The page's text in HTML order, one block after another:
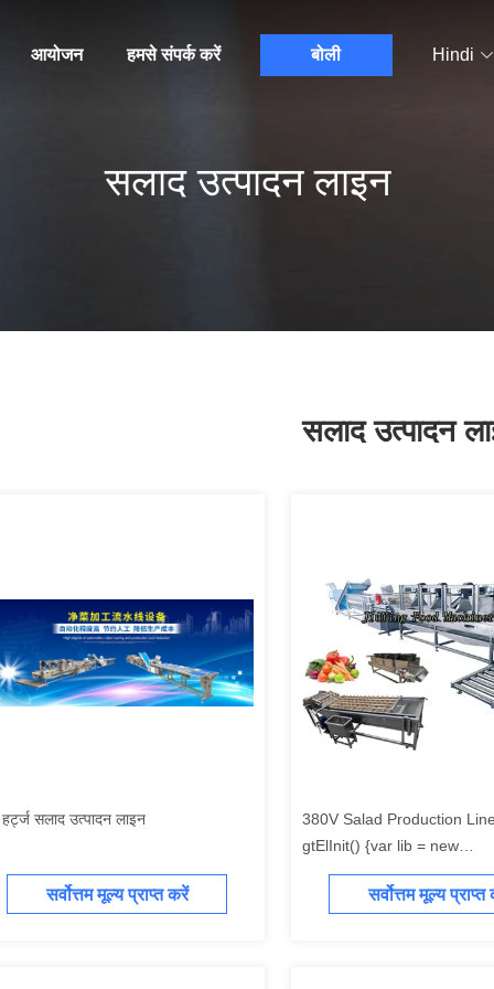
आयोजन हमसे संपर्क करें बोली Hindi
सलाद उत्पादन लाइन
सलाद उत्पादन
सलाद उत्पादन लाइन
सर्वोत्तम मूल्य प्राप्त करें
380V Salad Production
gtElInit() {var lib = new
'hi', function () {});}
सर्वोत्तम मूल्य प्राप्त